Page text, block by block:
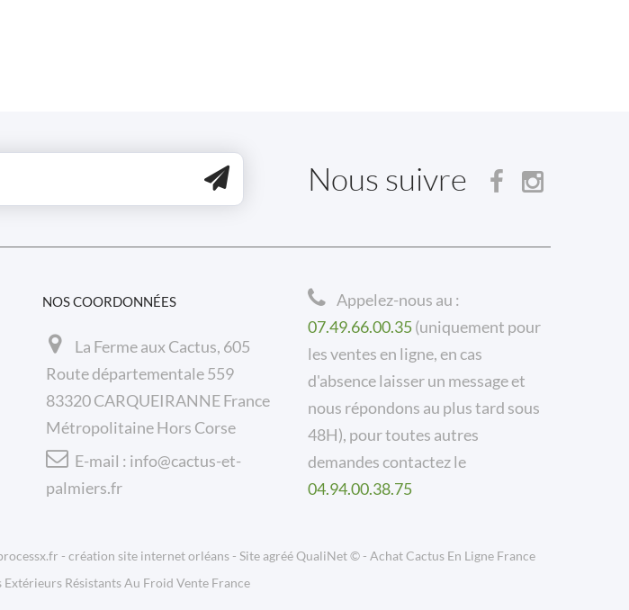
Nous suivre
NOS COORDONNÉES
La Ferme aux Cactus, 605
Route départementale 559
83320 CARQUEIRANNE France
Métropolitaine Hors Corse
E-mail : info@cactus-et-
palmiers.fr
Appelez-nous au :
07.49.66.00.35(uniquement pour
les ventes en ligne, en cas
d'absence laisser un message et
nous répondons au plus tard sous
48H), pour toutes autres
demandes contactez le
04.94.00.38.75
- création site internet orléans- Site agréé QualiNet ©- Achat Cactus En Ligne France
Extérieurs Résistants Au Froid Vente France